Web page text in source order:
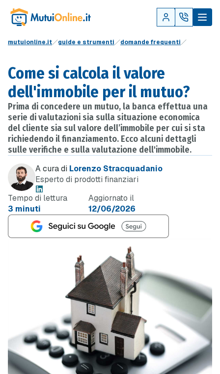
mutuionline.it guide e strumenti domande frequenti
Come si calcola il valore
dell'immobile per il mutuo?
Prima di concedere un mutuo, la banca effettua una
serie di valutazioni sia sulla situazione economica
del cliente sia sul valore dell’immobile per cui si sta
richiedendo il finanziamento. Ecco alcuni dettagli
sulle verifiche e sulla valutazione dell'immobile.
A cura di Lorenzo Stracquadanio
Esperto di prodotti finanziari
Tempo di lettura
3 minuti
Aggiornato il
12/06/2026